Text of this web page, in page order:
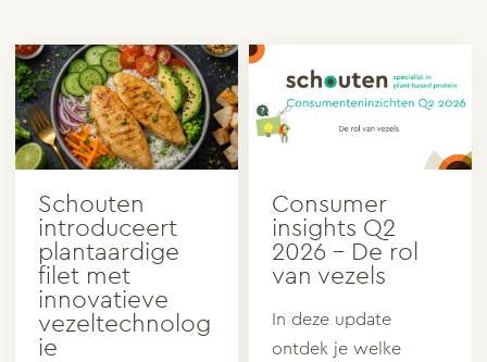
Schouten
introduceert
plantaardige
filet met
innovatieve
vezeltechnolog
ie
Consumer
insights Q2
2026 – De rol
van vezels
In deze update
ontdek je welke